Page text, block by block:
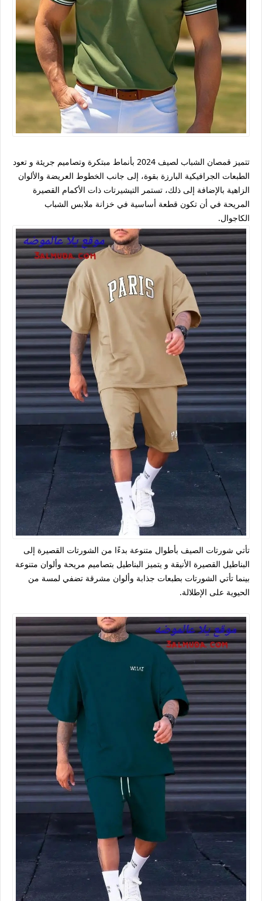
تتميز قمصان الشباب لصيف 2024 بأنماط مبتكرة وتصاميم جريئة و تعود
الطبعات الجرافيكية البارزة بقوة، إلى جانب الخطوط العريضة والألوان
الزاهية بالإضافة إلى ذلك، تستمر التيشيرتات ذات الأكمام القصيرة
المريحة في أن تكون قطعة أساسية في خزانة ملابس الشباب
الكاجوال.
تأتي شورتات الصيف بأطوال متنوعة بدءًا من الشورتات القصيرة إلى
البناطيل القصيرة الأنيقة و يتميز البناطيل بتصاميم مريحة وألوان متنوعة
بينما تأتي الشورتات بطبعات جذابة وألوان مشرقة تضفي لمسة من
الحيوية على الإطلالة.